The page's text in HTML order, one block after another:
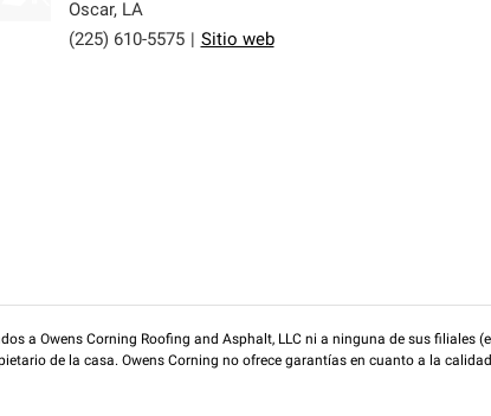
Oscar, LA
(225) 610-5575
Sitio web
a Owens Corning Roofing and Asphalt, LLC ni a ninguna de sus filiales
de la casa. Owens Corning no ofrece garantías en cuanto a la